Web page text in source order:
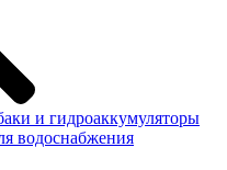
и гидроаккумуляторы
водоснабжения